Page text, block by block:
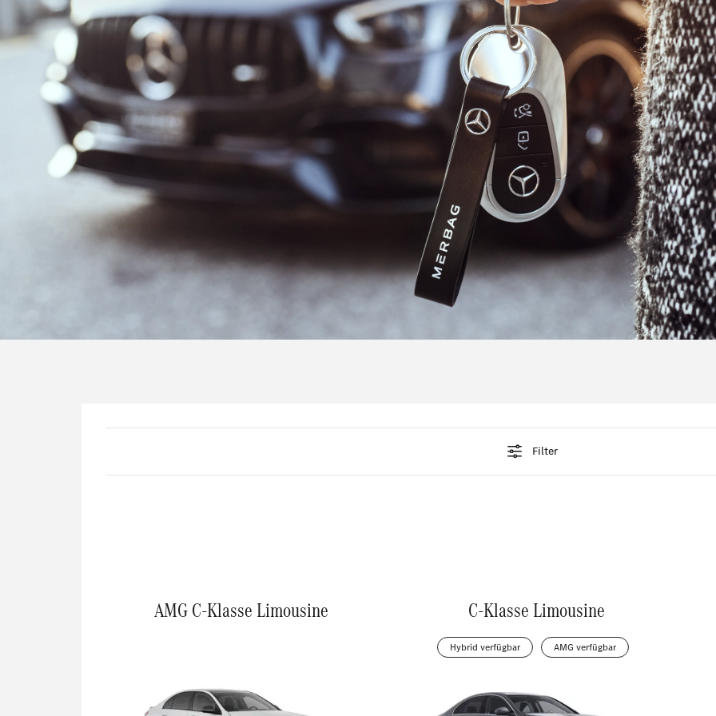
Mercedes-Maybach
Fahrzeugarten
Modellklassen
Mercedes-Benz
smart #1
Probefahrt vereinbaren
Fahrzeug konfigurieren
Ladelösungen
Flotten- & Geschäftskunden
Garantie
Wartung & Reparatur
Räder & Reifen
Digitale Extras
Servicetermin buchen
Beratungstermin vereinbaren
Filter
AMG C-Klasse Limousine C-Klasse Limousine
Hybrid verfügbar AMG verfügbar